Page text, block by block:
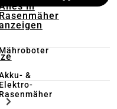
in
Rasenmäher
&
Elektro-
Rasenmäher